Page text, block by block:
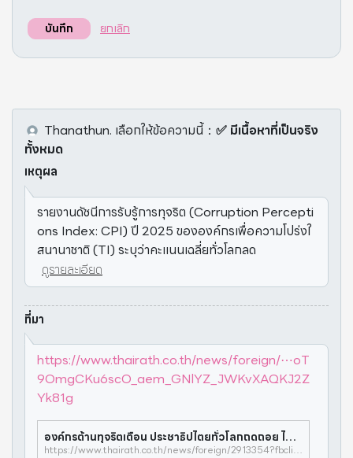
บันทึก ยกเลิก
Thanathun. เลือกให้ข้อความนี้： ✅ มีเนื้อหาที่เป็นจริง
ทั้งหมด
เหตุผล
รายงานดัชนีการรับรู้การทุจริต (Corruption Percepti
ons Index: CPI) ปี 2025 ขององค์กรเพื่อความโปร่งใ
สนานาชาติ (TI) ระบุว่าคะแนนเฉลี่ยทั่วโลกลด
ดูรายละเอียด
ที่มา
https://www.thairath.co.th/news/foreign/⋯oT
9OmgCKu6scO_aem_GNlYZ_JWKvXAQKJ2Z
Yk81g
องค์กรต้านทุจริตเตือน ประชาธิปไตยทั่วโลกถดถอย ไทยรั้งอันดับ 116 ดัชนีคอร์รัปชันโลก
https://www.thairath.co.th/news/foreign/2913354?fbclid=IwY2xjawP3zAZleHRuA2FlbQIxMABicmlkETFKTE5XZW10d3dpM1BFcHQ1c3J0YwZhcHBfaWQQMjIyMDM5MTc4ODIwMDg5MgABHkRBo5SyNwPRFdqdH4E5vWTVULsiIAl6hIlxHh8DqgfxzKtoT9OmgCKu6scO_aem_GNlYZ_JWKvXAQKJ2ZYk81g